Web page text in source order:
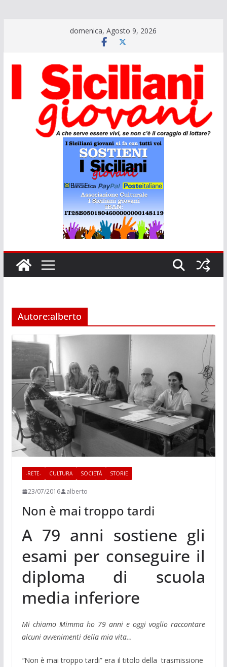
domenica, Agosto 9, 2026
Autore:alberto
-RETE- CULTURA SOCIETÀ STORIE
23/07/2016 alberto
Non è mai troppo tardi
A 79 anni sostiene gli
esami per conseguire il
diploma di scuola
media inferiore
Mi chiamo Mimma ho 79 anni e oggi voglio raccontare
alcuni avvenimenti della mia vita…
“Non è mai troppo tardi” era il titolo della trasmissione